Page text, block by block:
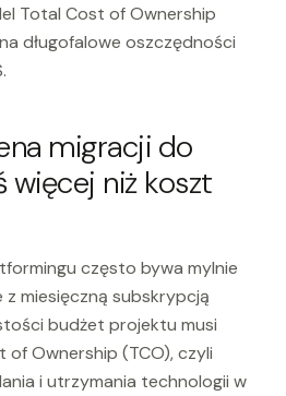
Total Cost of Ownership
długofalowe oszczędności
migracji do
niż koszt
często bywa mylnie
z miesięczną subskrypcją
budżet projektu musi
Ownership (TCO), czyli
i utrzymania technologii w